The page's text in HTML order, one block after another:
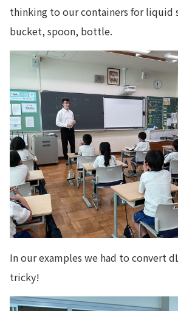
thinking to our containers for liquid
bucket, spoon, bottle.
In our examples we had to convert
tricky!